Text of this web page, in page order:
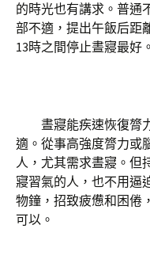
的時光也有講求。普通
部不適，提出午飯后距
13時之間停止晝寢最好。
晝寢能疾速恢復膂
適。從事高強度膂力或
人，尤其需求晝寢。但
寢習氣的人，也不用逼
物鐘，招致疲憊和困倦
可以。